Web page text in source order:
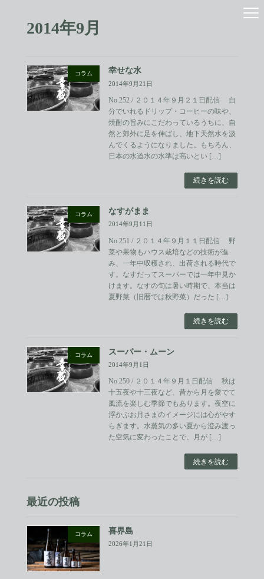
2014年9月
コラム 幸せな水
2014年9月21日
No.252 / ２０１４年９月２１日配信 自
分でいれるドリップ・コーヒーの味や、
焼酎の旨みにこだわっているうちに、自
然と郊外に足を伸ばし、地下天然水を汲
んでくるようになりました。もちろん、
日本の水道水の水準は高いとい […]
続きを読む
コラム なすがまま
2014年9月11日
No.251 / ２０１４年９月１１日配信 野
菜や果物もハウス栽培などの技術が進
み、一年中収穫され、出荷される時代で
す。なすだってスーパーでは一年中見か
けます。なすの旬は暑い時期で、本当は
夏野菜（旧暦では秋野菜）だった […]
続きを読む
コラム スーパー・ムーン
2014年9月1日
No.250 / ２０１４年９月１日配信 秋は
十五夜や十三夜など、昔から月を愛でて
風流を楽しむ季節でもあります。夜空に
浮かぶお月さまのイメージには心がやす
らぎます。水蒸気の多い夏から澄み渡っ
た空気に変わったことで、月が […]
続きを読む
最近の投稿
コラム 喜界島
2026年1月21日